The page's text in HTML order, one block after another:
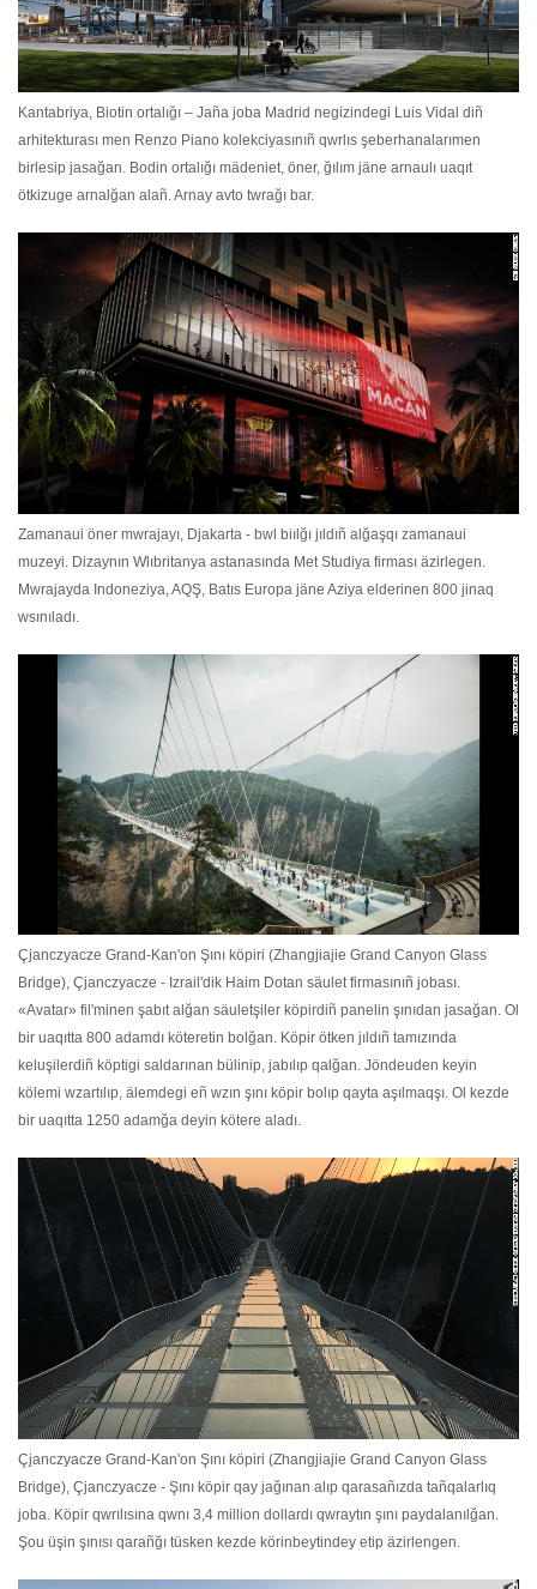
Kantabriya, Biotin ortalığı – Jaña joba Madrid negizindegi Luis Vidal diñ
arhitekturası men Renzo Piano kolekciyasınıñ qwrlıs şeberhanalarımen
birlesip jasağan. Bodin ortalığı mädeniet, öner, ğılım jäne arnaulı uaqıt
ötkizuge arnalğan alañ. Arnay avto twrağı bar.
Zamanaui öner mwrajayı, Djakarta - bwl biılğı jıldıñ alğaşqı zamanaui
muzeyi. Dizaynın Wlıbritanya astanasında Met Studiya firması äzirlegen.
Mwrajayda Indoneziya, AQŞ, Batıs Europa jäne Aziya elderinen 800 jinaq
wsınıladı.
Çjanczyacze Grand-Kan'on Şını köpiri (Zhangjiajie Grand Canyon Glass
Bridge), Çjanczyacze - Izrail'dik Haim Dotan säulet firmasınıñ jobası.
«Avatar» fil'minen şabıt alğan säuletşiler köpirdiñ panelin şınıdan jasağan. Ol
bir uaqıtta 800 adamdı köteretin bolğan. Köpir ötken jıldıñ tamızında
keluşilerdiñ köptigi saldarınan bülinip, jabılıp qalğan. Jöndeuden keyin
kölemi wzartılıp, älemdegi eñ wzın şını köpir bolıp qayta aşılmaqşı. Ol kezde
bir uaqıtta 1250 adamğa deyin kötere aladı.
Çjanczyacze Grand-Kan'on Şını köpiri (Zhangjiajie Grand Canyon Glass
Bridge), Çjanczyacze - Şını köpir qay jağınan alıp qarasañızda tañqalarlıq
joba. Köpir qwrılısına qwnı 3,4 million dollardı qwraytın şını paydalanılğan.
Şou üşin şınısı qarañğı tüsken kezde körinbeytindey etip äzirlengen.